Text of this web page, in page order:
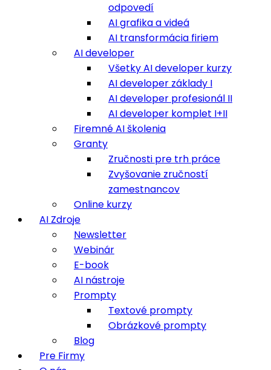
odpovedí
AI grafika a videá
AI transformácia firiem
AI developer
Všetky AI developer kurzy
AI developer základy I
AI developer profesionál II
AI developer komplet I+II
Firemné AI školenia
Granty
Zručnosti pre trh práce
Zvyšovanie zručností
zamestnancov
Online kurzy
AI Zdroje
Newsletter
Webinár
E-book
AI nástroje
Prompty
Textové prompty
Obrázkové prompty
Blog
Pre Firmy